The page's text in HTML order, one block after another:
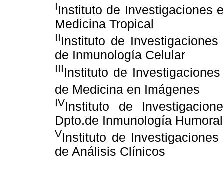
IInstituto de Investigaciones
Medicina Tropical
IIInstituto de
de Inmunología Celular
IIIInstituto de
de Medicina en Imágenes
IVInstituto de
Dpto.de Inmunología Humoral
VInstituto de
de Análisis Clínicos